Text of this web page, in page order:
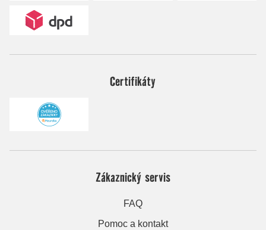
Certifikáty
Zákaznický servis
FAQ
Pomoc a kontakt